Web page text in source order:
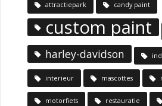
attractiepark candy paint
custom paint
harley-davidson
interieur mascottes
motorfiets restauratie